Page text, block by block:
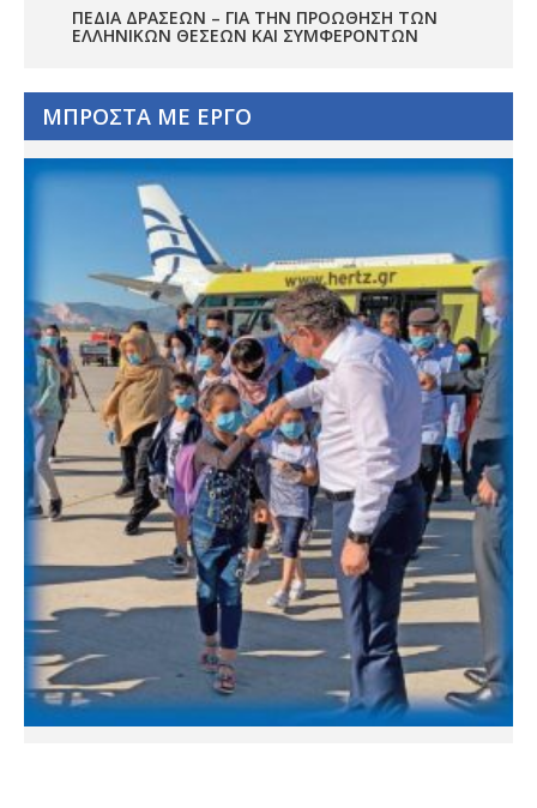
ΠΕΔΊΑ ΔΡΆΣΕΩΝ – ΓΙΑ ΤΗΝ ΠΡΟΏΘΗΣΗ ΤΩΝ
ΕΛΛΗΝΙΚΏΝ ΘΈΣΕΩΝ ΚΑΙ ΣΥΜΦΕΡΌΝΤΩΝ
ΜΠΡΟΣΤΑ ΜΕ ΕΡΓΟ